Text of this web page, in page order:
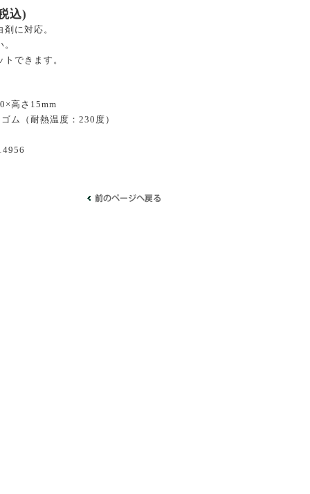
込)
に対応。
できます。
高さ15mm
ム（耐熱温度：230度）